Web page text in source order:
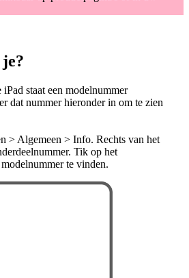
staat een modelnummer
dat nummer hieronder in om te zien
> Algemeen > Info. Rechts van het
Tik op het
te vinden.